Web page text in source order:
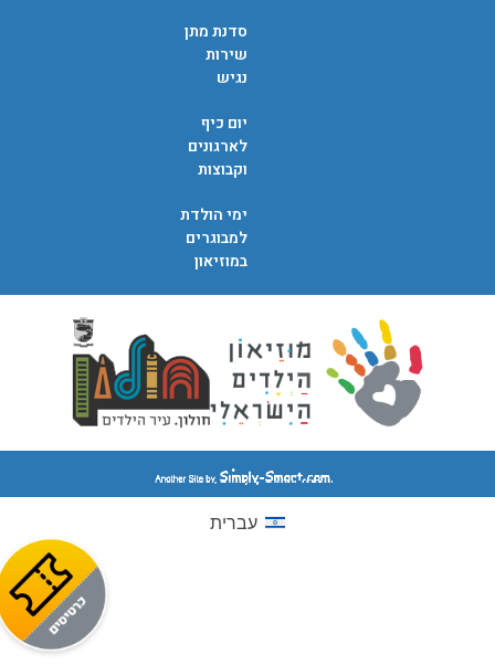
סדנת מתן
שירות
נגיש
יום כיף
לארגונים
וקבוצות
ימי הולדת
למבוגרים
במוזיאון
עברית